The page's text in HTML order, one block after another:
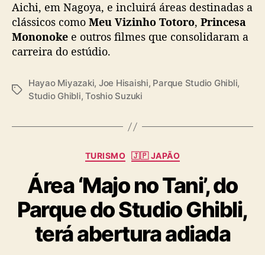
Aichi, em Nagoya, e incluirá áreas destinadas a
clássicos como Meu Vizinho Totoro, Princesa
Mononoke e outros filmes que consolidaram a
carreira do estúdio.
T
s
Hayao Miyazaki, Joe Hisaishi, Parque Studio Ghibli,
Studio Ghibli,Toshio Suzuki
C
t
e
g
o
r
i
TURISMO 🇯🇵 JAPÃO
Área ‘Majo no Tani’, do
Parque do Studio Ghibli,
terá abertura adiada